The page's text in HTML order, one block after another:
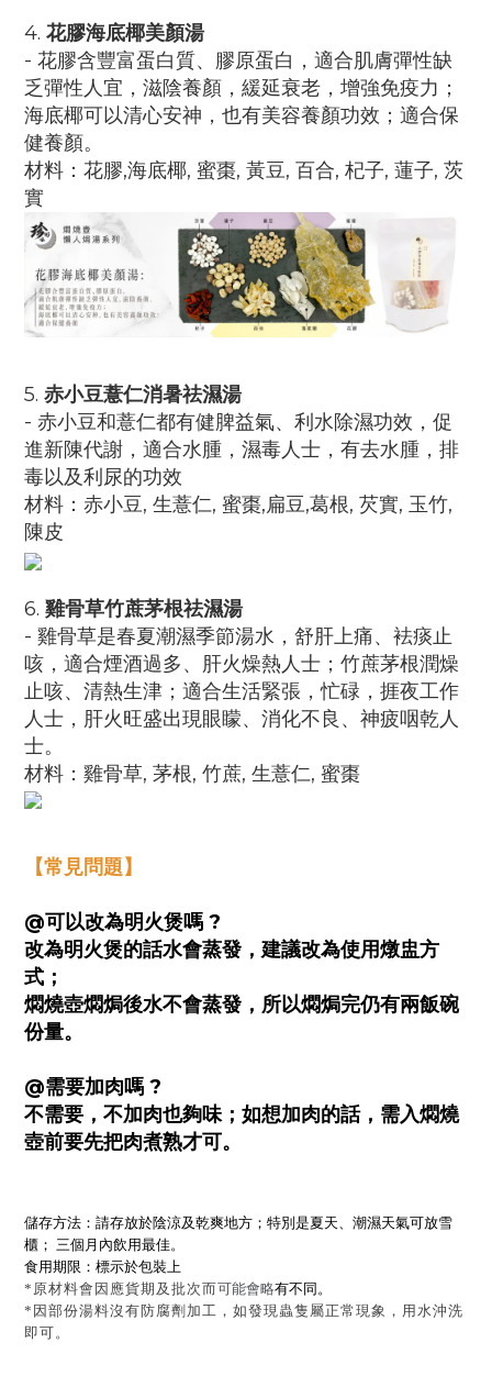
4. 花膠海底椰美顏湯
- 花膠含豐富蛋白質、膠原蛋白，適合肌膚彈性缺
乏彈性人宜，滋陰養顏，緩延衰老，增強免疫力；
海底椰可以清心安神，也有美容養顏功效；適合保
健養顏。
材料： 花膠,海底椰, 蜜棗, 黃豆, 百合, 杞子, 蓮子, 茨
實
5. 赤小豆薏仁消暑祛濕湯
- 赤小豆和薏仁都有健脾益氣、利水除濕功效，促
進新陳代謝，適合水腫，濕毒人士，有去水腫，排
毒以及利尿的功效
材料： 赤小豆, 生薏仁, 蜜棗,扁豆,葛根, 芡實, 玉竹,
陳皮
6. 雞骨草竹蔗茅根祛濕湯
- 雞骨草是春夏潮濕季節湯水，舒肝上痛、袪痰止
咳，適合煙酒過多、肝火燥熱人士；竹蔗茅根潤燥
止咳、清熱生津；適合生活緊張，忙碌，捱夜工作
人士，肝火旺盛出現眼矇、消化不良、神疲咽乾人
士。
材料： 雞骨草, 茅根, 竹蔗, 生薏仁, 蜜棗
【常見問題】
@可以改為明火煲嗎 ?
改為明火煲的話水會蒸發，建議改為使用燉盅方
式；
燜燒壺燜焗後水不會蒸發，所以燜焗完仍有兩飯碗
份量。
@需要加肉嗎 ?
不需要，不加肉也夠味；如想加肉的話，需入燜燒
壺前要先把肉煮熟才可。
儲存方法：請存放於陰涼及乾爽地方；特別是夏天、潮濕天氣可放雪
櫃； 三個月內飲用最佳。
食用期限：標示於包裝上
*原材料會因應貨期及批次而可能會略有不同。
*因部份湯料沒有防腐劑加工，如發現蟲隻屬正常現象，用水沖洗
即可。